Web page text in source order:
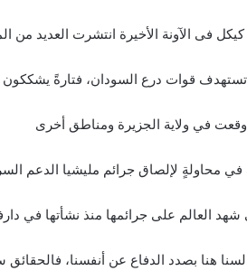
فى الآونة الأخيرة انتشرت العديد من
قوات درع السودان، فتارةً يشككون
وقعت في ولاية الجزيرة ومناطق أخرى
محاولةٍ لإلصاق جرائم مليشيا الدعم
شهد العالم على جرائمها منذ نشأتها في
لسنا هنا بصدد الدفاع عن أنفسنا،